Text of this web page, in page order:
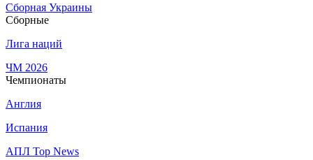
Сборная Украины
Сборные
Лига наций
ЧМ 2026
Чемпионаты
Англия
Испания
АПЛ Top News